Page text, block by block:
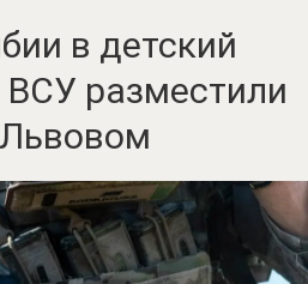
в детский
ВСУ разместили